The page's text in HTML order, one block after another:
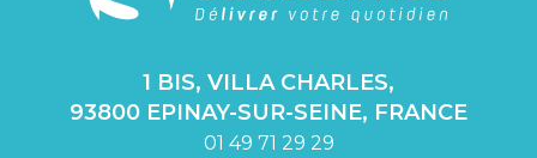
1 BIS, VILLA CHARLES,
93800 EPINAY-SUR-SEINE, FRANCE
01 49 71 29 29